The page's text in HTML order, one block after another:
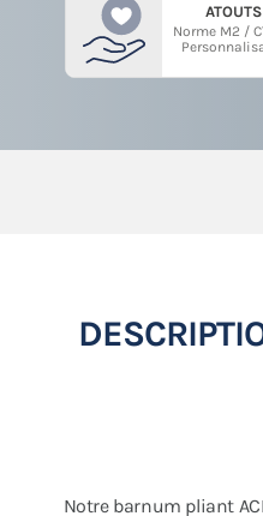
ATOUTS
Norme M2 /
Notre barnum pliant